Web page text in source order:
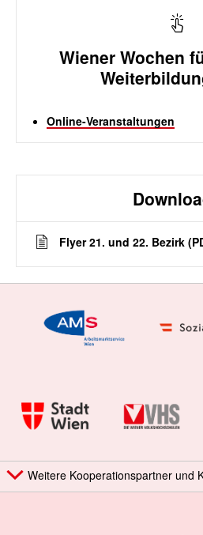
Wiener Wochen
Online-Veranstaltungen
Flyer 21. und 22. Bezirk
Weitere Kooperationspartner und